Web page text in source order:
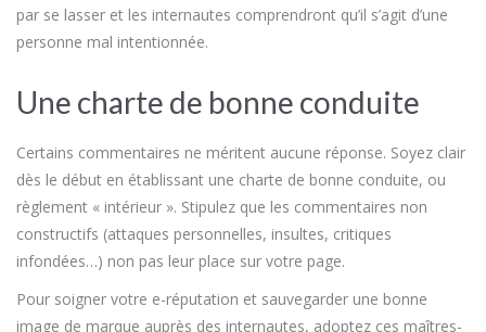
par se lasser et les internautes comprendront qu’il s’agit d’une
personne mal intentionnée.
Une charte de bonne conduite
Certains commentaires ne méritent aucune réponse. Soyez clair
dès le début en établissant une charte de bonne conduite, ou
règlement « intérieur ». Stipulez que les commentaires non
constructifs (attaques personnelles, insultes, critiques
infondées…) non pas leur place sur votre page.
Pour soigner votre e-réputation et sauvegarder une bonne
image de marque auprès des internautes, adoptez ces maîtres-